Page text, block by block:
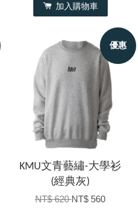
加入購物車
優惠
KMU文青藝繡-大學衫
(經典灰)
NT$ 620NT$ 560